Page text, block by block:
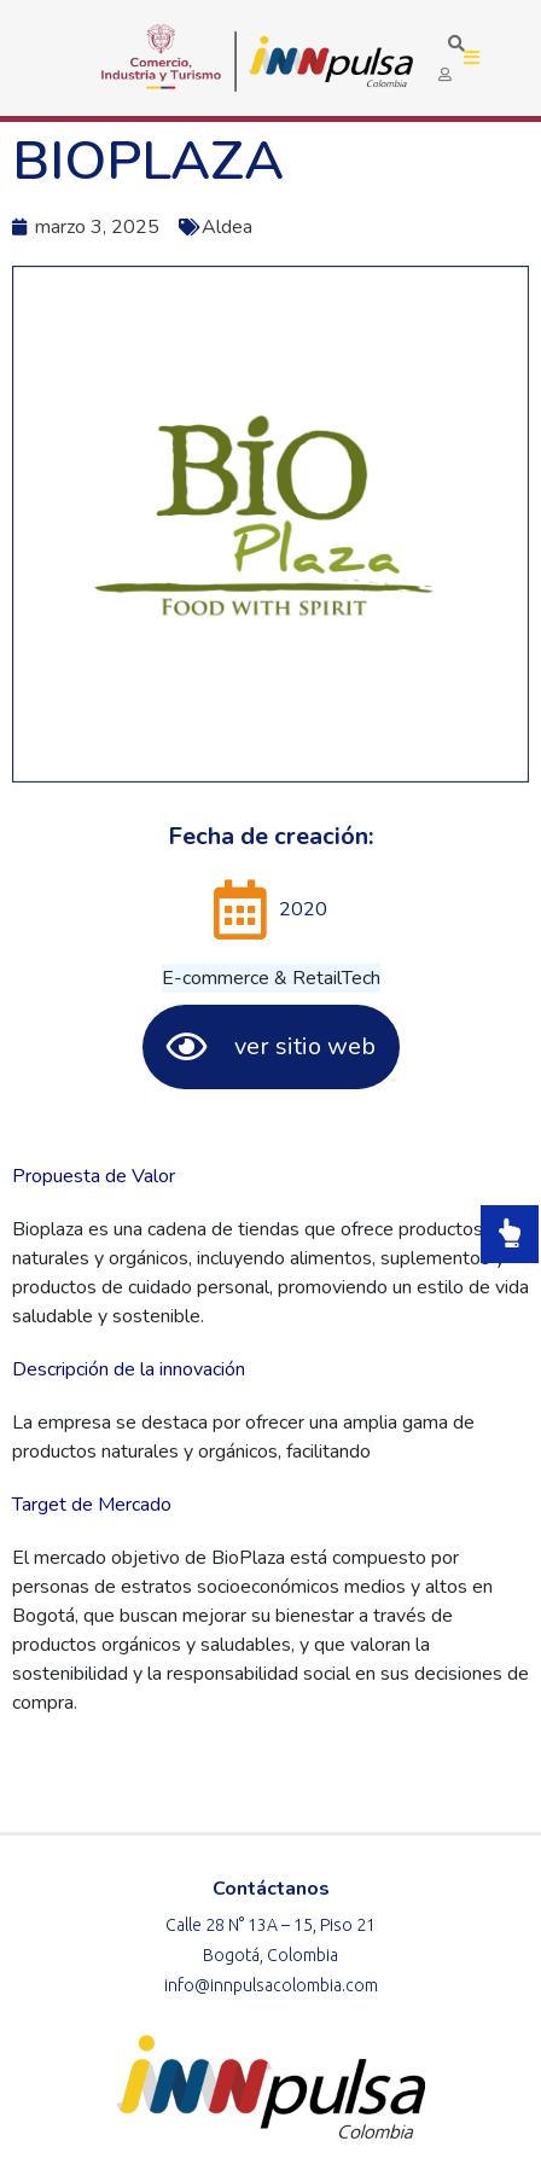
BIOPLAZA
marzo 3, 2025 Aldea
Fecha de creación:
2020
E-commerce & RetailTech
ver sitio web
Propuesta de Valor
Bioplaza es una cadena de tiendas que ofrece productos
naturales y orgánicos, incluyendo alimentos, suplementos y
productos de cuidado personal, promoviendo un estilo de vida
saludable y sostenible.
Descripción de la innovación
La empresa se destaca por ofrecer una amplia gama de
productos naturales y orgánicos, facilitando
Target de Mercado
El mercado objetivo de BioPlaza está compuesto por
personas de estratos socioeconómicos medios y altos en
Bogotá, que buscan mejorar su bienestar a través de
productos orgánicos y saludables, y que valoran la
sostenibilidad y la responsabilidad social en sus decisiones de
compra.
Contáctanos
Calle 28 N° 13A – 15, Piso 21
Bogotá, Colombia
info@innpulsacolombia.com